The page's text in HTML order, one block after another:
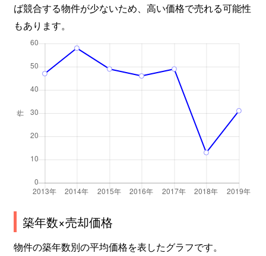
ば競合する物件が少ないため、高い価格で売れる可能性
もあります。
築年数×売却価格
物件の築年数別の平均価格を表したグラフです。